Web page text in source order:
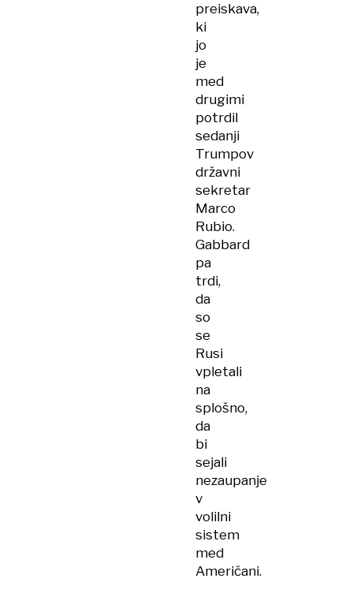
preiskava,
ki
jo
je
med
drugimi
potrdil
sedanji
Trumpov
državni
sekretar
Marco
Rubio.
Gabbard
pa
trdi,
da
so
se
Rusi
vpletali
na
splošno,
da
bi
sejali
nezaupanje
v
volilni
sistem
med
Američani.